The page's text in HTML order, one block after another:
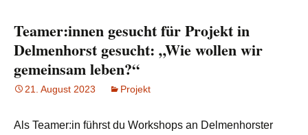
Teamer:innen gesucht für Projekt in
Delmenhorst gesucht: „Wie wollen wir
gemeinsam leben?“
21. August 2023 Projekt
Als Teamer:in führst du Workshops an Delmenhorster